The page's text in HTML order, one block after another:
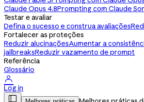
Claude Opus 4.8Prompting com Claude
Testar e avaliar
Defina o sucesso e construa avaliações
Fortalecer as proteções
Reduzir alucinaçõesAumentar a
jailbreaksReduzir vazamento de prompt
Referência
Glossário

Log in
